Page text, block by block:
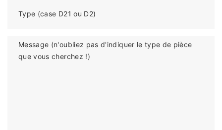
Type (case D21 ou D2)
Message (n'oubliez pas d'indiquer le type de pièce
que vous cherchez !)